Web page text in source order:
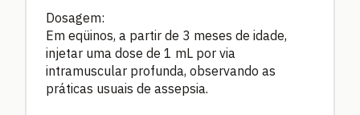
Dosagem:
Em eqüinos, a partir de 3 meses de idade,
injetar uma dose de 1 mL por via
intramuscular profunda, observando as
práticas usuais de assepsia.